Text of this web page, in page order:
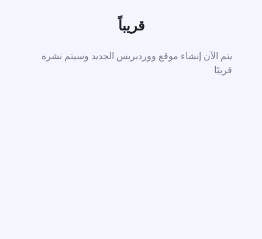
قريباً
يتم الآن إنشاء موقع ووردبريس الجديد وسيتم نشره
قريبًا